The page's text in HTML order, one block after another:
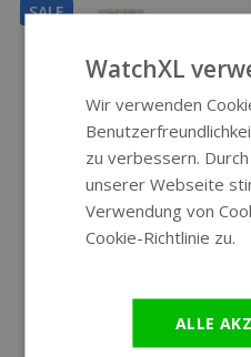
SALE
Ø 40 mm
Marlin Chrono Uhr
€210,32
WatchXL
Wir verwenden
zu verbessern.
unserer Webseite
Verwendung von
Cookie-Richtlinie zu.
ALLE